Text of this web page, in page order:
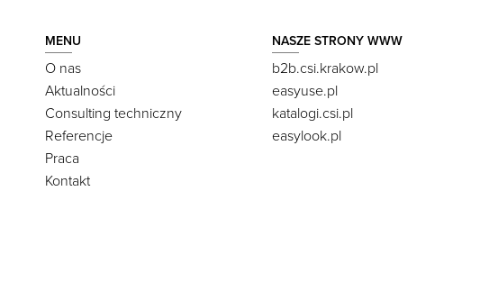
MENU
O nas
Aktualności
Consulting techniczny
Referencje
Praca
Kontakt
NASZE STRONY WWW
b2b.csi.krakow.pl
easyuse.pl
katalogi.csi.pl
easylook.pl